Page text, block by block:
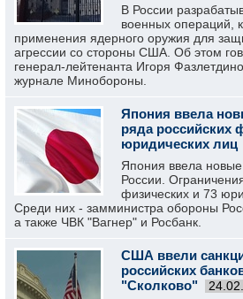
В России
военных операций,
применения ядерного оружия для
агрессии со стороны США. Об этом
генерал-лейтенанта Игоря
журнале Минобороны.
Япония ввела
ряда российских
юридических лиц
Япония ввела
России.
физических и 73
Среди них - замминистра обороны
а также ЧВК "Вагнер" и Росбанк.
США ввели
российских
"Сколково"